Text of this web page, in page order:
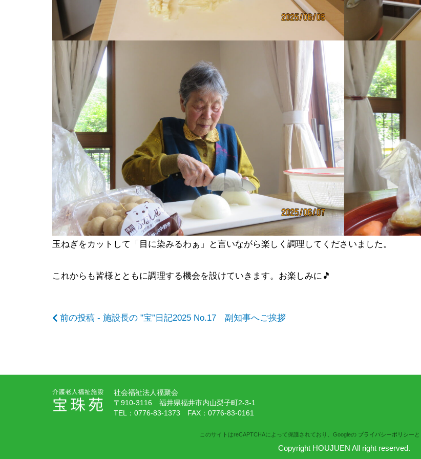
玉ねぎをカットして「目に染みるわぁ」と言いながら楽しく調理してくださいました。
これからも皆様とともに調理する機会を設けていきます。お楽しみに🎵
前
後
の
記
へ
の
リ
前の投稿 - 施設長の ”宝”日記2025 No.17 副知事へご挨拶
社会福祉法人福聚会
〒910-3116 福井県福井市内山梨子町2-3-1
TEL： 0776-83-1373 FAX：0776-83-0161
このサイトはreCAPTCHAによって保護されており、Googleの プライバシーポリシー と
Copyright HOUJUEN All right reserved.